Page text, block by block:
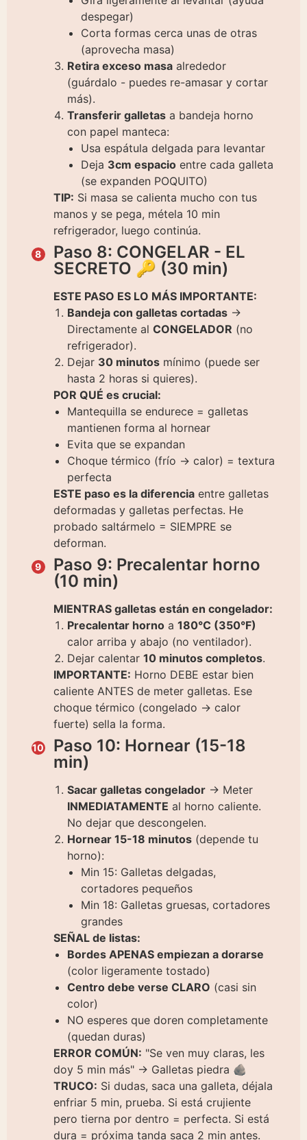
despegar)
Corta formas cerca unas de otras
(aprovecha masa)
Retira exceso masaalrededor
(guárdalo - puedes re-amasar y cortar
más).
Transferir galletasa bandeja horno
con papel manteca:
Usa espátula delgada para levantar
Deja 3cm espacioentre cada galleta
(se expanden POQUITO)
TIP: Si masa se calienta mucho con tus
manos y se pega, métela 10 min
refrigerador, luego continúa.
Paso 8: CONGELAR - EL
SECRETO 🔑 (30 min)
ESTE PASO ES LO MÁS IMPORTANTE:
Bandeja con galletas cortadas→
Directamente al CONGELADOR (no
refrigerador).
Dejar 30 minutosmínimo (puede ser
hasta 2 horas si quieres).
POR QUÉ es crucial:
Mantequilla se endurece = galletas
mantienen forma al hornear
Evita que se expandan
Choque térmico (frío → calor) = textura
perfecta
ESTE paso es la diferenciaentre galletas
deformadas y galletas perfectas. He
probado saltármelo = SIEMPRE se
deforman.
Paso 9: Precalentar horno
(10 min)
MIENTRAS galletas están en congelador:
Precalentar hornoa 180°C (350°F)
calor arriba y abajo (no ventilador).
Dejar calentar 10 minutos completos.
IMPORTANTE: Horno DEBE estar bien
caliente ANTES de meter galletas. Ese
choque térmico (congelado → calor
fuerte) sella la forma.
Paso 10: Hornear (15-18
min)
Sacar galletas congelador→ Meter
INMEDIATAMENTE al horno caliente.
No dejar que descongelen.
Hornear 15-18 minutos(depende tu
horno):
Min 15: Galletas delgadas,
cortadores pequeños
Min 18: Galletas gruesas, cortadores
grandes
SEÑAL de listas:
Bordes APENAS empiezan a dorarse
(color ligeramente tostado)
Centro debe verse CLARO (casi sin
color)
NO esperes que doren completamente
(quedan duras)
ERROR COMÚN: "Se ven muy claras, les
doy 5 min más" → Galletas piedra 🪨
TRUCO: Si dudas, saca una galleta, déjala
enfriar 5 min, prueba. Si está crujiente
pero tierna por dentro = perfecta. Si está
dura = próxima tanda saca 2 min antes.